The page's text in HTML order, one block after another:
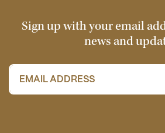
Sign up with your email
news and